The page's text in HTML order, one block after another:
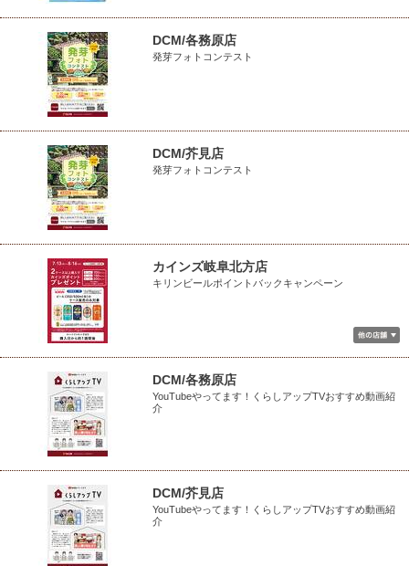
DCM/各務原店
発芽フォトコンテスト
DCM/芥見店
発芽フォトコンテスト
カインズ岐阜北方店
キリンビールポイントバックキャンペーン
DCM/各務原店
YouTubeやってます！くらしアップTVおすすめ動画紹
介
DCM/芥見店
YouTubeやってます！くらしアップTVおすすめ動画紹
介